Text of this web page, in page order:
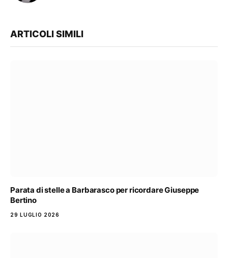
ARTICOLI SIMILI
Parata di stelle a Barbarasco per ricordare Giuseppe
Bertino
29 LUGLIO 2026